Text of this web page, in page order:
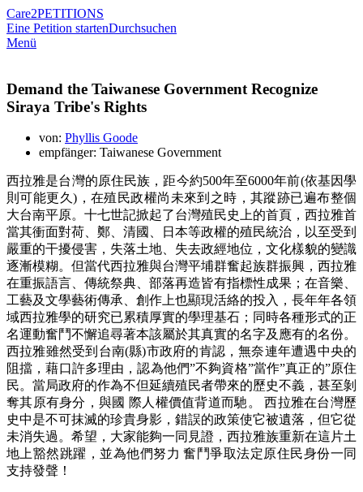
Care2PETITIONS
Eine Petition startenDurchsuchen
Menü
Demand the Taiwanese Government Recognize
Siraya Tribe's Rights
von: Phyllis Goode
empfänger: Taiwanese Government
西拉雅是台灣的原住民族，距今約500年至6000年前(依基因學
則可能更久)，在殖民政權尚未來到之時，其蹤跡已遍布整個
大台南平原。十七世記掀起了台灣殖民史上的首頁，西拉雅首
當其衝面對荷、鄭、清國、日本等政權的殖民統治，以至受到
嚴重的干擾侵害，失落土地、失去政經地位，文化樣貌的變識
逐漸模糊。但當代西拉雅與台灣平埔群奮起族群振興，西拉雅
在重振語言、傳統祭典、部落再造皆有指標性成果；在音樂、
工藝及文學藝術傳承、創作上也顯現活絡的投入，長年年各領
域西拉雅學的研究已累積厚實的學理基石；同時各種形式的正
名運動奮鬥不懈追尋著本該屬於其真實的名字及應有的名份。
西拉雅雖然受到台南(縣)市政府的肯認，無奈連年遭遇中央的
阻擋，藉口許多理由，認為他們”不夠資格”當作”真正的”原住
民。當局政府的作為不但延續殖民者帶來的歷史不義，甚至剝
奪其原有身分，與國 際人權價值背道而馳。 西拉雅在台灣歷
史中是不可抹滅的珍貴身影，錯誤的政策使它被遺落，但它從
未消失過。希望，大家能夠一同見證，西拉雅族重新在這片土
地上豁然跳躍，並為他們努力 奮鬥爭取法定原住民身份一同
支持發聲！